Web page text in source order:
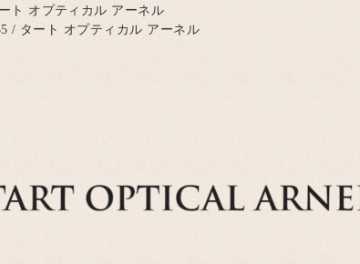
ト オプティカル アーネル
/ タート オプティカル アーネル